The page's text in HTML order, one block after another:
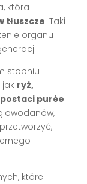
która
tłuszcze. Taki
organu
stopniu
ryż,
purée.
które